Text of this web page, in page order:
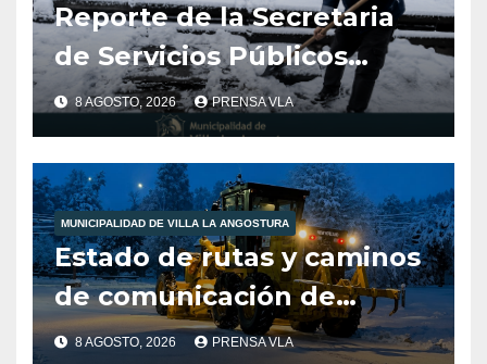
Reporte de la Secretaria
de Servicios Públicos
Municipalidad de Villa la
Angostura dia 8/8/26
-12:00HS
8 AGOSTO, 2026 PRENSA VLA
MUNICIPALIDAD DE VILLA LA ANGOSTURA
Estado de rutas y caminos
de comunicación de
nuestra localidad
8 AGOSTO, 2026 PRENSA VLA